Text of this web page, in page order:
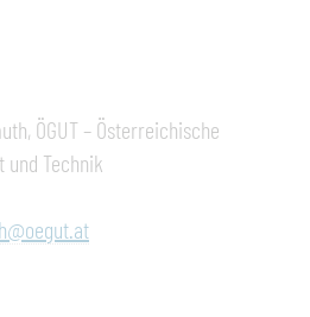
ÖGUT – Österreichische
und Technik